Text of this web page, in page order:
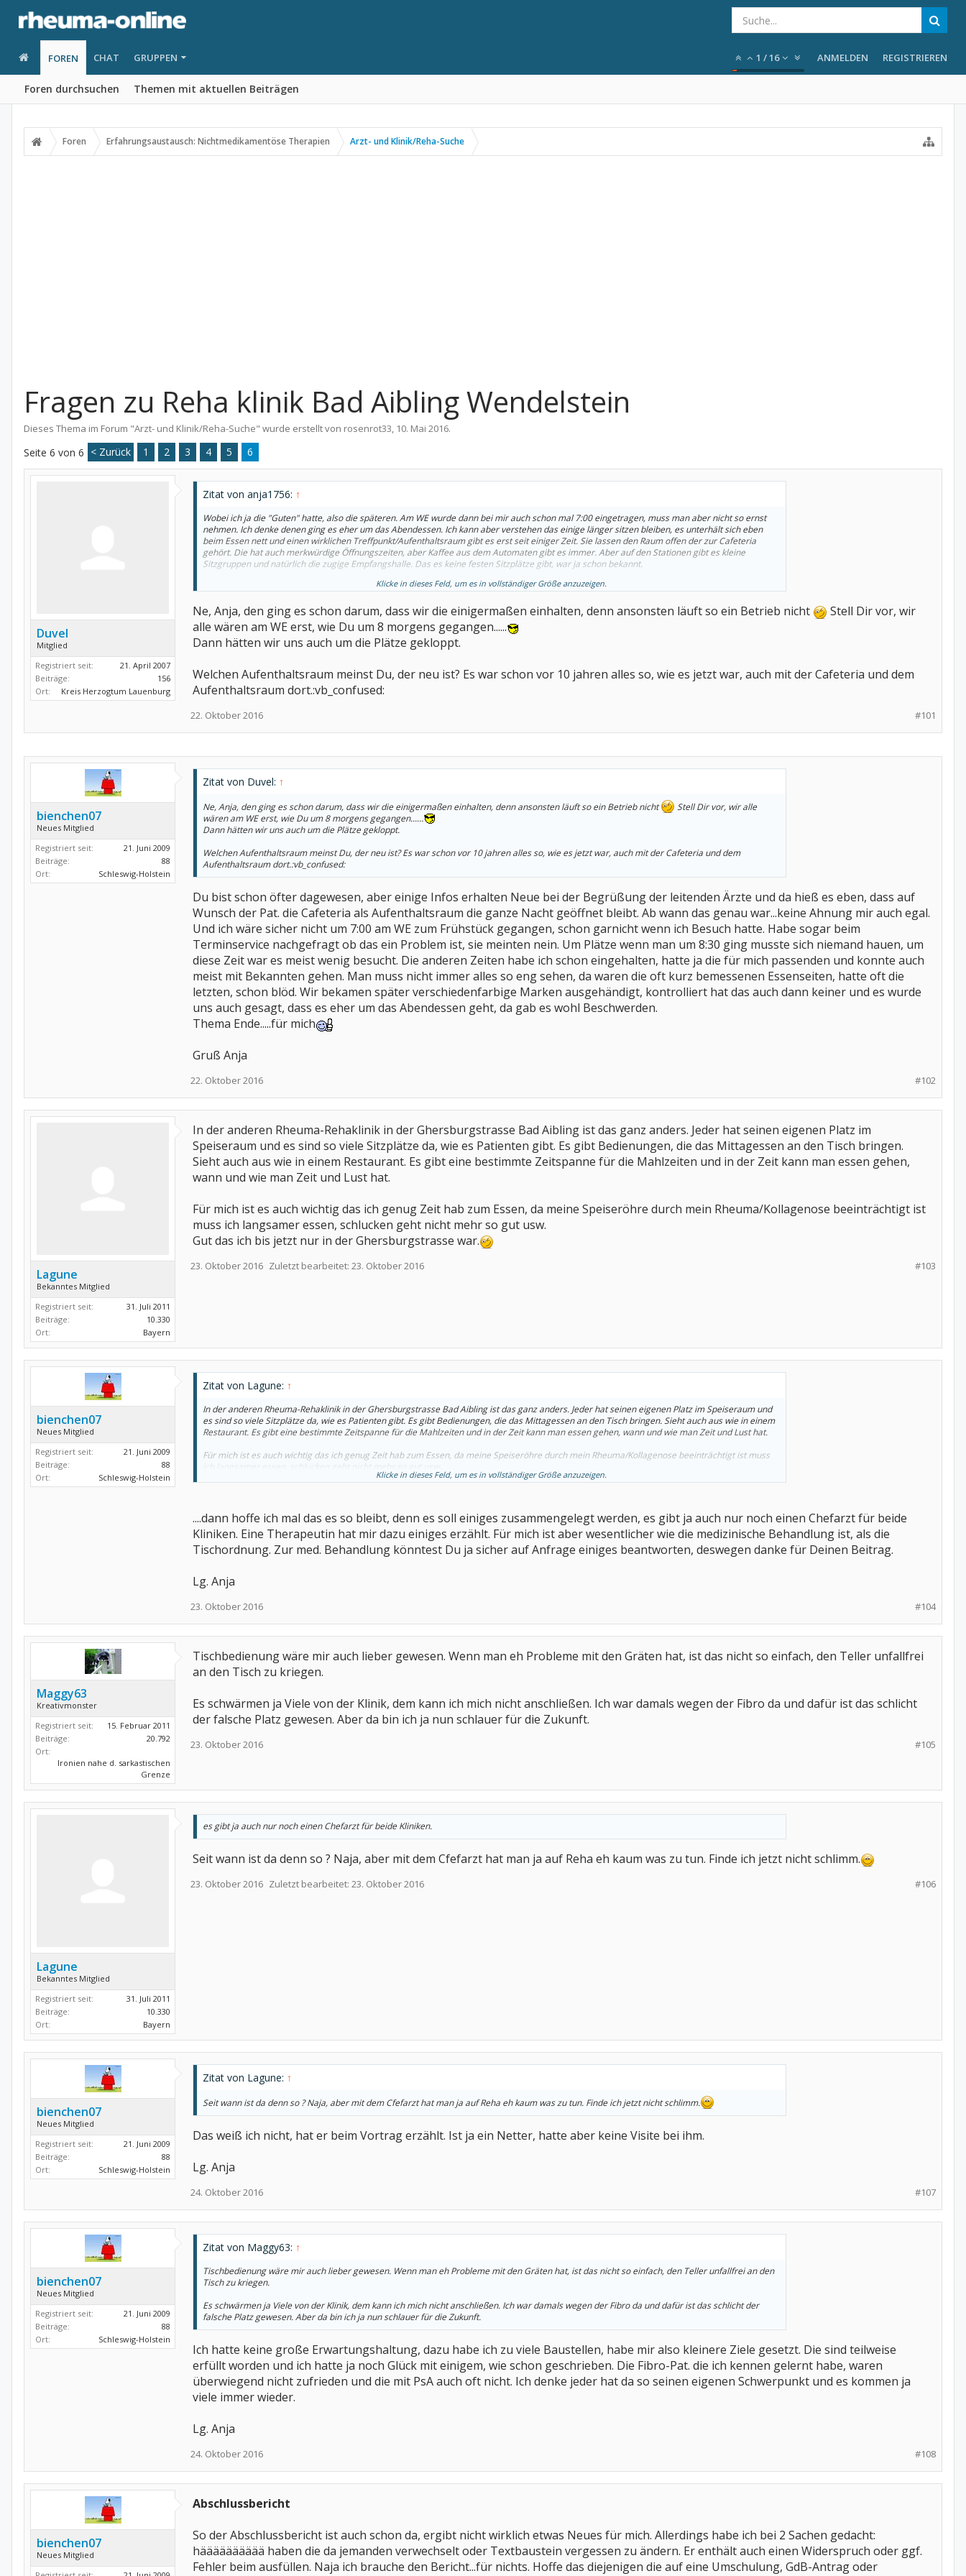
FOREN
Foren durchsuchen Themen mit aktuellen Beiträgen
CHAT GRUPPEN 1 /16 ANMELDEN REGISTRIEREN
Foren Erfahrungsaustausch: Nichtmedikamentöse Therapien Arzt- und Klinik/Reha-Suche
Fragen zu Reha klinik Bad Aibling Wendelstein
Dieses Thema im Forum "Arzt- und Klinik/Reha-Suche" wurde erstellt von rosenrot33, 10. Mai 2016.
Seite 6 von 6 < Zurück 1 2 3 4 5 6
Duvel
Mitglied
Registriert seit:
21. April 2007
Beiträge:
156
Ort:
Kreis Herzogtum Lauenburg
Zitat von anja1756: ↑
Wobei ich ja die "Guten" hatte, also die späteren. Am WE wurde dann bei mir auch schon mal 7:00 eingetragen, muss man aber nicht so ernst
nehmen. Ich denke denen ging es eher um das Abendessen. Ich kann aber verstehen das einige länger sitzen bleiben, es unterhält sich eben
beim Essen nett und einen wirklichen Treffpunkt/Aufenthaltsraum gibt es erst seit einiger Zeit. Sie lassen den Raum offen der zur Cafeteria
gehört. Die hat auch merkwürdige Öffnungszeiten, aber Kaffee aus dem Automaten gibt es immer. Aber auf den Stationen gibt es kleine
Sitzgruppen und natürlich die zugige Empfangshalle. Das es keine festen Sitzplätze gibt, war ja schon bekannt.
Klicke in dieses Feld, um es in vollständiger Größe anzuzeigen.
Ne, Anja, den ging es schon darum, dass wir die einigermaßen einhalten, denn ansonsten läuft so ein Betrieb nicht
Stell Dir vor, wir
alle wären am WE erst, wie Du um 8 morgens gegangen......
Dann hätten wir uns auch um die Plätze gekloppt.
Welchen Aufenthaltsraum meinst Du, der neu ist? Es war schon vor 10 jahren alles so, wie es jetzt war, auch mit der Cafeteria und dem
Aufenthaltsraum dort.:vb_confused:
#101
22. Oktober 2016
bienchen07
Neues Mitglied
Registriert seit:
21. Juni 2009
Beiträge:
88
Ort:
Schleswig-Holstein
Zitat von Duvel: ↑
Ne, Anja, den ging es schon darum, dass wir die einigermaßen einhalten, denn ansonsten läuft so ein Betrieb nicht
Stell Dir vor, wir alle
wären am WE erst, wie Du um 8 morgens gegangen......
Dann hätten wir uns auch um die Plätze gekloppt.
Welchen Aufenthaltsraum meinst Du, der neu ist? Es war schon vor 10 jahren alles so, wie es jetzt war, auch mit der Cafeteria und dem
Aufenthaltsraum dort.:vb_confused:
Du bist schon öfter dagewesen, aber einige Infos erhalten Neue bei der Begrüßung der leitenden Ärzte und da hieß es eben, dass auf
Wunsch der Pat. die Cafeteria als Aufenthaltsraum die ganze Nacht geöffnet bleibt. Ab wann das genau war...keine Ahnung mir auch egal.
Und ich wäre sicher nicht um 7:00 am WE zum Frühstück gegangen, schon garnicht wenn ich Besuch hatte. Habe sogar beim
Terminservice nachgefragt ob das ein Problem ist, sie meinten nein. Um Plätze wenn man um 8:30 ging musste sich niemand hauen, um
diese Zeit war es meist wenig besucht. Die anderen Zeiten habe ich schon eingehalten, hatte ja die für mich passenden und konnte auch
meist mit Bekannten gehen. Man muss nicht immer alles so eng sehen, da waren die oft kurz bemessenen Essenseiten, hatte oft die
letzten, schon blöd. Wir bekamen später verschiedenfarbige Marken ausgehändigt, kontrolliert hat das auch dann keiner und es wurde
uns auch gesagt, dass es eher um das Abendessen geht, da gab es wohl Beschwerden.
Thema Ende.....für mich
Gruß Anja
#102
22. Oktober 2016
Lagune
Bekanntes Mitglied
Registriert seit:
31. Juli 2011
Beiträge:
10.330
Ort:
Bayern
In der anderen Rheuma-Rehaklinik in der Ghersburgstrasse Bad Aibling ist das ganz anders. Jeder hat seinen eigenen Platz im
Speiseraum und es sind so viele Sitzplätze da, wie es Patienten gibt. Es gibt Bedienungen, die das Mittagessen an den Tisch bringen.
Sieht auch aus wie in einem Restaurant. Es gibt eine bestimmte Zeitspanne für die Mahlzeiten und in der Zeit kann man essen gehen,
wann und wie man Zeit und Lust hat.
Für mich ist es auch wichtig das ich genug Zeit hab zum Essen, da meine Speiseröhre durch mein Rheuma/Kollagenose beeinträchtigt ist
muss ich langsamer essen, schlucken geht nicht mehr so gut usw.
Gut das ich bis jetzt nur in der Ghersburgstrasse war.
#103
23. Oktober 2016 Zuletzt bearbeitet: 23. Oktober 2016
bienchen07
Neues Mitglied
Registriert seit:
21. Juni 2009
Beiträge:
88
Ort:
Schleswig-Holstein
Zitat von Lagune: ↑
In der anderen Rheuma-Rehaklinik in der Ghersburgstrasse Bad Aibling ist das ganz anders. Jeder hat seinen eigenen Platz im Speiseraum und
es sind so viele Sitzplätze da, wie es Patienten gibt. Es gibt Bedienungen, die das Mittagessen an den Tisch bringen. Sieht auch aus wie in einem
Restaurant. Es gibt eine bestimmte Zeitspanne für die Mahlzeiten und in der Zeit kann man essen gehen, wann und wie man Zeit und Lust hat.
Für mich ist es auch wichtig das ich genug Zeit hab zum Essen, da meine Speiseröhre durch mein Rheuma/Kollagenose beeinträchtigt ist muss
ich langsamer essen, schlucken geht nicht mehr so gut usw.
Gut das ich bis jetzt nur in der Ghersburgstrasse war.Klicke in dieses Feld, um es in vollständiger Größe anzuzeigen.
....dann hoffe ich mal das es so bleibt, denn es soll einiges zusammengelegt werden, es gibt ja auch nur noch einen Chefarzt für beide
Kliniken. Eine Therapeutin hat mir dazu einiges erzählt. Für mich ist aber wesentlicher wie die medizinische Behandlung ist, als die
Tischordnung. Zur med. Behandlung könntest Du ja sicher auf Anfrage einiges beantworten, deswegen danke für Deinen Beitrag.
Lg. Anja
#104
23. Oktober 2016
Maggy63
Kreativmonster
Registriert seit:
15. Februar 2011
Beiträge:
20.792
Ort:
Ironien nahe d. sarkastischen
Grenze
Tischbedienung wäre mir auch lieber gewesen. Wenn man eh Probleme mit den Gräten hat, ist das nicht so einfach, den Teller unfallfrei
an den Tisch zu kriegen.
Es schwärmen ja Viele von der Klinik, dem kann ich mich nicht anschließen. Ich war damals wegen der Fibro da und dafür ist das schlicht
der falsche Platz gewesen. Aber da bin ich ja nun schlauer für die Zukunft.
#105
23. Oktober 2016
Lagune
Bekanntes Mitglied
Registriert seit:
31. Juli 2011
Beiträge:
10.330
Ort:
Bayern
es gibt ja auch nur noch einen Chefarzt für beide Kliniken.
Seit wann ist da denn so ? Naja, aber mit dem Cfefarzt hat man ja auf Reha eh kaum was zu tun. Finde ich jetzt nicht schlimm.
#106
23. Oktober 2016 Zuletzt bearbeitet: 23. Oktober 2016
bienchen07
Neues Mitglied
Registriert seit:
21. Juni 2009
Beiträge:
88
Ort:
Schleswig-Holstein
Zitat von Lagune: ↑
Seit wann ist da denn so ? Naja, aber mit dem Cfefarzt hat man ja auf Reha eh kaum was zu tun. Finde ich jetzt nicht schlimm.
Das weiß ich nicht, hat er beim Vortrag erzählt. Ist ja ein Netter, hatte aber keine Visite bei ihm.
Lg. Anja
#107
24. Oktober 2016
bienchen07
Neues Mitglied
Registriert seit:
21. Juni 2009
Beiträge:
88
Ort:
Schleswig-Holstein
Zitat von Maggy63: ↑
Tischbedienung wäre mir auch lieber gewesen. Wenn man eh Probleme mit den Gräten hat, ist das nicht so einfach, den Teller unfallfrei an den
Tisch zu kriegen.
Es schwärmen ja Viele von der Klinik, dem kann ich mich nicht anschließen. Ich war damals wegen der Fibro da und dafür ist das schlicht der
falsche Platz gewesen. Aber da bin ich ja nun schlauer für die Zukunft.
Ich hatte keine große Erwartungshaltung, dazu habe ich zu viele Baustellen, habe mir also kleinere Ziele gesetzt. Die sind teilweise
erfüllt worden und ich hatte ja noch Glück mit einigem, wie schon geschrieben. Die Fibro-Pat. die ich kennen gelernt habe, waren
überwiegend nicht zufrieden und die mit PsA auch oft nicht. Ich denke jeder hat da so seinen eigenen Schwerpunkt und es kommen ja
viele immer wieder.
Lg. Anja
#108
24. Oktober 2016
bienchen07
Neues Mitglied
Abschlussbericht
So der Abschlussbericht ist auch schon da, ergibt nicht wirklich etwas Neues für mich. Allerdings habe ich bei 2 Sachen gedacht:
hääääääääää haben die da jemanden verwechselt oder Textbaustein vergessen zu ändern. Er enthält auch einen Widerspruch oder ggf.
Fehler beim ausfüllen. Naja ich brauche den Bericht...für nichts. Hoffe das diejenigen die auf eine Umschulung, GdB-Antrag oder